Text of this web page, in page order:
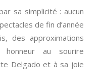
sa simplicité : aucun
de fin d’année
des approximations
honneur au sourire
Delgado et à sa joie